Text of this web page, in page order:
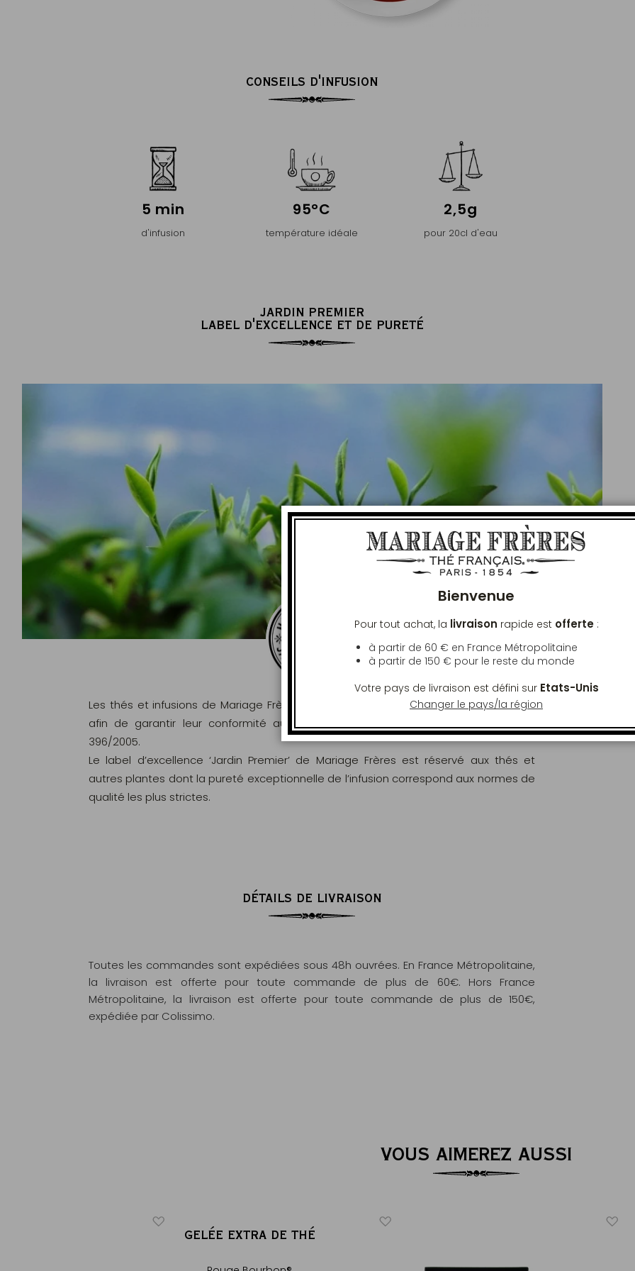
CONSEILS D'INFUSION
5 min
d'infusion
95°C
température idéale
2,5g
pour 20cl d'eau
JARDIN PREMIER
LABEL D'EXCELLENCE ET DE PURETÉ
Les thés et infusions de Mariage Frères sont rigoureusement analysés et contrôlés
afin de garantir leur conformité aux critères des normes européennes (EC) N°
396/2005.
Le label d’excellence ‘Jardin Premier’ de Mariage Frères est réservé aux thés et
autres plantes dont la pureté exceptionnelle de l’infusion correspond aux normes de
qualité les plus strictes.
DÉTAILS DE LIVRAISON
Toutes les commandes sont expédiées sous 48h ouvrées. En France Métropolitaine,
la livraison est offerte pour toute commande de plus de 60€. Hors France
Métropolitaine, la livraison est offerte pour toute commande de plus de 150€,
expédiée par Colissimo.
VOUS AIMEREZ AUSSI
GELÉE EXTRA DE THÉ
Bienvenue
Pour tout achat, la livraison rapide est offerte:
à partir de 60 € en France Métropolitaine
à partir de 150 € pour le reste du monde
Votre pays de livraison est défini sur Etats-Unis
Changer le pays/la région